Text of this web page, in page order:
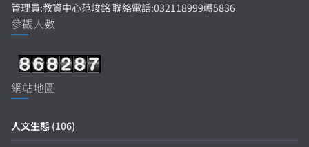
管理員:教資中心范峻銘 聯絡電話:032118999轉5836
參觀人數
網站地圖
人文生態 (106)